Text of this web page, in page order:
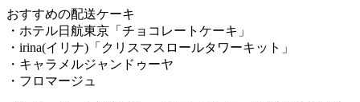
おすすめの配送ケーキ
・ホテル日航東京「チョコレートケーキ」
・irina(イリナ)「クリスマスロールタワーキット」
・キャラメルジャンドゥーヤ
・フロマージュ